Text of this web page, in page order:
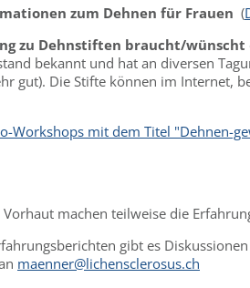
zum Dehnen für Frauen (
zu Dehnstiften braucht/wünscht
bekannt und hat an diversen
gut). Die Stifte können im Internet,
Workshops mit dem Titel "Dehnen-
machen teilweise die
gibt es
maenner@lichensclerosus.ch